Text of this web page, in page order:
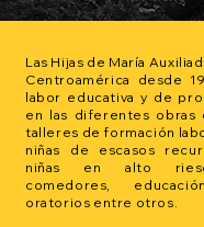
Las Hijas de María
Centroamérica desde
labor educativa y de
en las diferentes obras
talleres de formación
niñas de escasos
niñas en alto
comedores,
oratorios entre otros. ​